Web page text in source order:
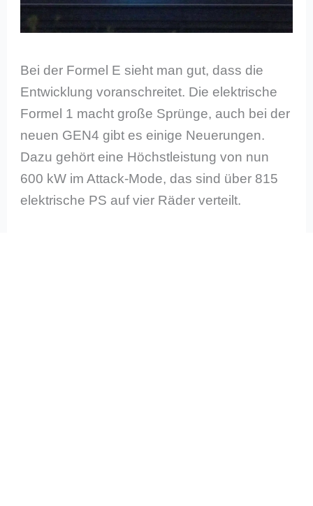
Bei der Formel E sieht man gut, dass die
Entwicklung voranschreitet. Die elektrische
Formel 1 macht große Sprünge, auch bei der
neuen GEN4 gibt es einige Neuerungen.
Dazu gehört eine Höchstleistung von nun
600 kW im Attack-Mode, das sind über 815
elektrische PS auf vier Räder verteilt.